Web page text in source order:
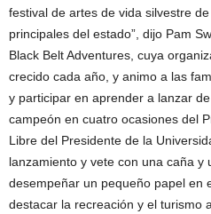
festival de artes de vida silvestre
principales del estado”, dijo Pam
Black Belt Adventures, cuya
crecido cada año, y animo a las
y participar en aprender a lanzar
campeón en cuatro ocasiones del
Libre del Presidente de la
lanzamiento y vete con una caña y
desempeñar un pequeño papel en
destacar la recreación y el turismo